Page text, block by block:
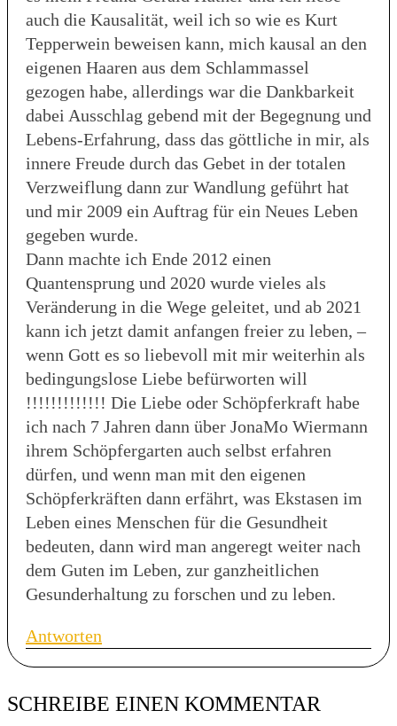
auch die Kausalität, weil ich so wie es Kurt
Tepperwein beweisen kann, mich kausal an den
eigenen Haaren aus dem Schlammassel
gezogen habe, allerdings war die Dankbarkeit
dabei Ausschlag gebend mit der Begegnung und
Lebens-Erfahrung, dass das göttliche in mir, als
innere Freude durch das Gebet in der totalen
Verzweiflung dann zur Wandlung geführt hat
und mir 2009 ein Auftrag für ein Neues Leben
gegeben wurde.
Dann machte ich Ende 2012 einen
Quantensprung und 2020 wurde vieles als
Veränderung in die Wege geleitet, und ab 2021
kann ich jetzt damit anfangen freier zu leben, –
wenn Gott es so liebevoll mit mir weiterhin als
bedingungslose Liebe befürworten will
!!!!!!!!!!!!! Die Liebe oder Schöpferkraft habe
ich nach 7 Jahren dann über JonaMo Wiermann
ihrem Schöpfergarten auch selbst erfahren
dürfen, und wenn man mit den eigenen
Schöpferkräften dann erfährt, was Ekstasen im
Leben eines Menschen für die Gesundheit
bedeuten, dann wird man angeregt weiter nach
dem Guten im Leben, zur ganzheitlichen
Gesunderhaltung zu forschen und zu leben.
Antworten
SCHREIBE EINEN KOMMENTAR